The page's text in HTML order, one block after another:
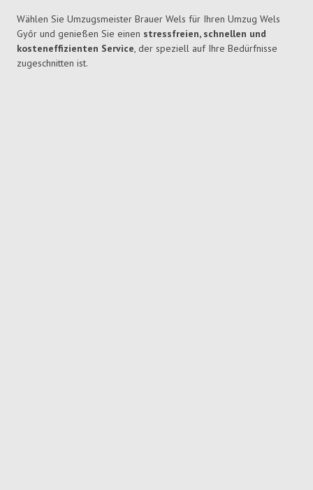
Wählen Sie Umzugsmeister Brauer Wels für Ihren Umzug Wels
Győr und genießen Sie einen stressfreien, schnellen und
kosteneffizienten Service, der speziell auf Ihre Bedürfnisse
zugeschnitten ist.